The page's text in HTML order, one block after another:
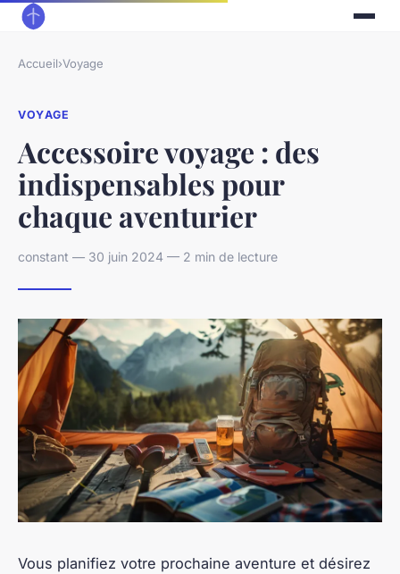
Accueil›Voyage
VOYAGE
Accessoire voyage : des
indispensables pour
chaque aventurier
constant — 30 juin 2024 — 2 min de lecture
Vous planifiez votre prochaine aventure et désirez